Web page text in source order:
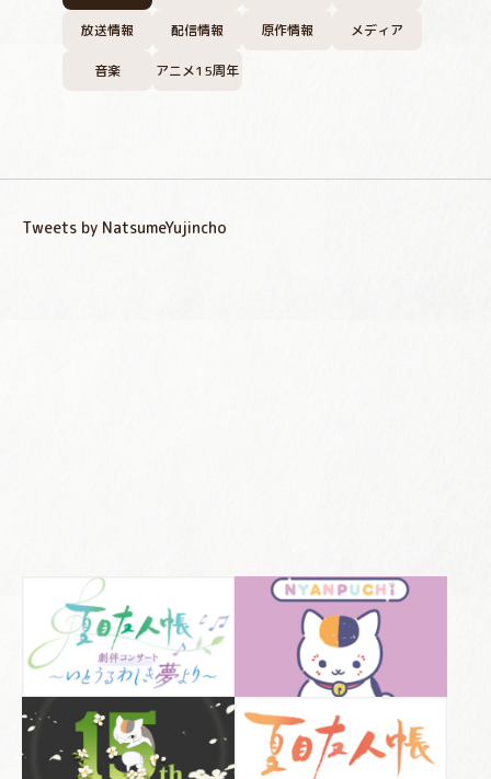
放送情報 配信情報 原作情報 メディア
音楽 アニメ15周年
Tweets by NatsumeYujincho